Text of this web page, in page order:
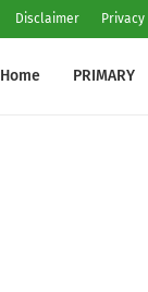
Disclaimer
Home PRIMARY